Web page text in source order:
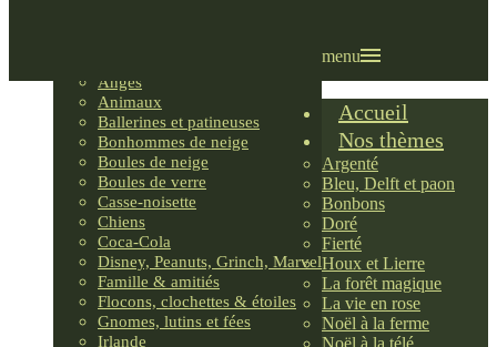
Anges
Animaux
Ballerines et patineuses
Bonhommes de neige
Boules de neige
Boules de verre
Casse-noisette
Chiens
Coca-Cola
Disney, Peanuts, Grinch, Marvel
Famille & amitiés
Flocons, clochettes & étoiles
Gnomes, lutins et fées
Irlande
menu
Accueil
Nos thèmes
Argenté
Bleu, Delft et paon
Bonbons
Doré
Fierté
Houx et Lierre
La forêt magique
La vie en rose
Noël à la ferme
Noël à la télé